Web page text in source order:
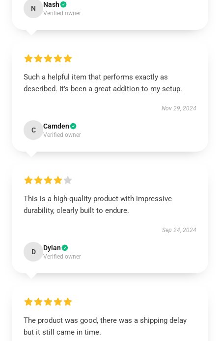
N Nash
Verified owner
Such a helpful item that performs exactly as
described. It’s been a great addition to my setup.
Nov 29, 2024
C Camden
Verified owner
This is a high-quality product with impressive
durability, clearly built to endure.
Sep 24, 2024
D Dylan
Verified owner
The product was good, there was a shipping delay
but it still came in time.